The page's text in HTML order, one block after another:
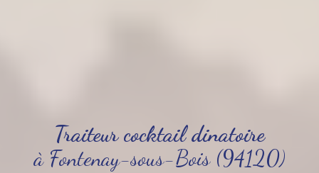
Traiteur cocktail dinatoire
à Fontenay-sous-Bois (94120)